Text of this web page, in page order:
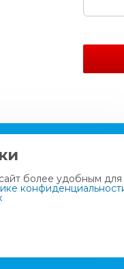
г. Киров, ул.
г. Кирово-
более удобным для